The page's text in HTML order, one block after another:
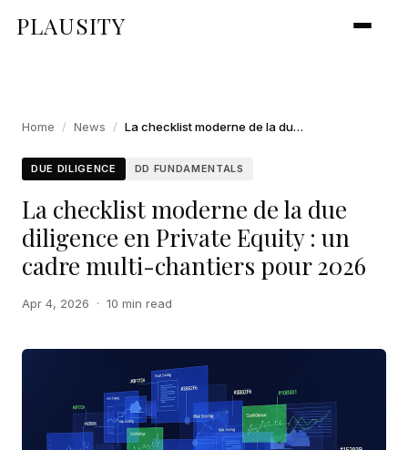
PLAUSITY
Home / News / La checklist moderne de la due diligence en Private Equity : un cadre multi-chantiers pour 2026
DUE DILIGENCE DD FUNDAMENTALS
La checklist moderne de la due
diligence en Private Equity : un
cadre multi-chantiers pour 2026
Apr 4, 2026 · 10 min read